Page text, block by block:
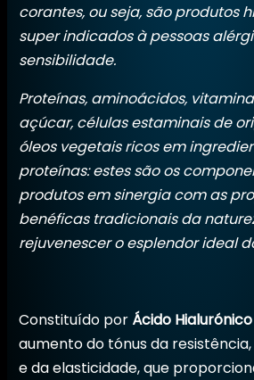
corantes, ou seja, são produtos
super indicados à pessoas
sensibilidade.
Proteínas, aminoácidos,
açúcar, células estaminais de
óleos vegetais ricos em
proteínas: estes são os
produtos em sinergia com as
benéficas tradicionais da
rejuvenescer o esplendor ideal
Constituído por Ácido Hialurónico
aumento do tónus da
e da elasticidade, que